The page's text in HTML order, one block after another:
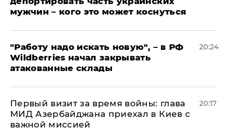
мужчин – кого это может коснуться
"Работу надо искать новую", – в РФ
Wildberries начал закрывать
атакованные склады
20:24
Первый визит за время войны: глава
МИД Азербайджана приехал в Киев с
важной миссией
20:17